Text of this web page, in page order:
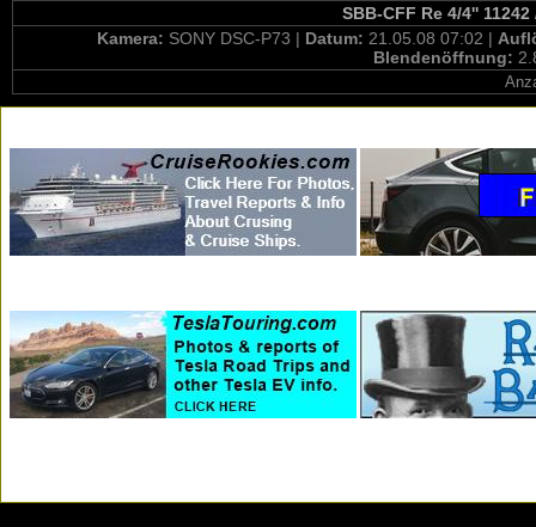
SBB-CFF Re 4/4''
Kamera: SONY DSC-P73 | Datum: 21.05.08 07:02 |
Blendenöffnung: